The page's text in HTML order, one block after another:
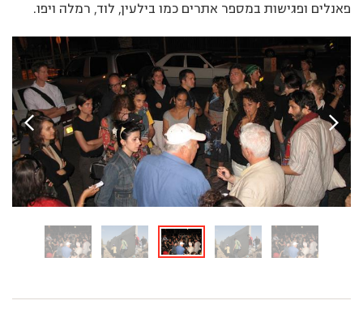
פאנלים ופגישות במספר אתרים כמו בילעין, לוד, רמלה ויפו.